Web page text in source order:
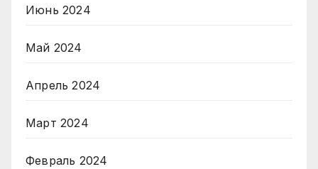
Июнь 2024
Май 2024
Апрель 2024
Март 2024
Февраль 2024